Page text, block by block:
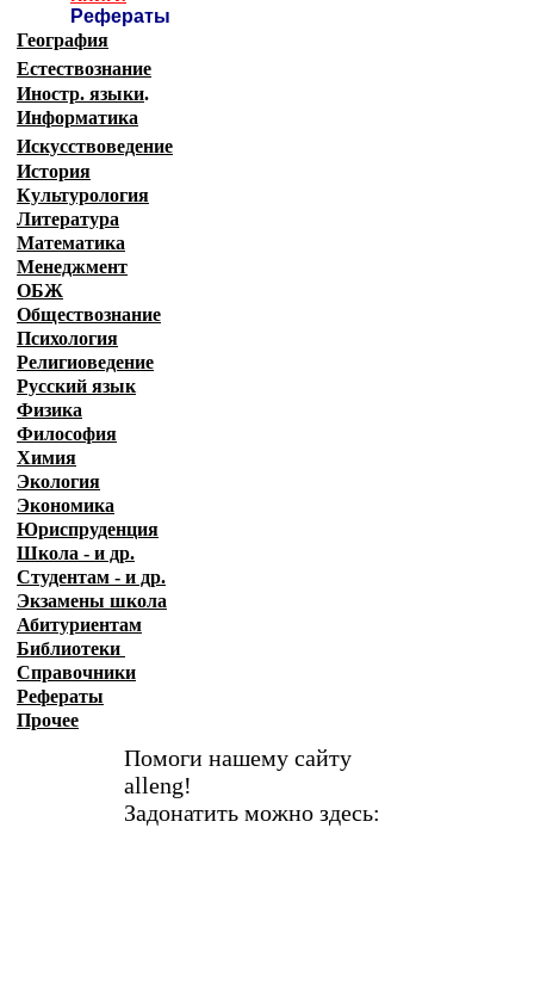
Рефераты
География
Естествознание
Иностр. языки.
Информатика
Искусствоведение
История
Культурология
Литература
Математика
Менеджмент
ОБЖ
Обществознание
Психология
Религиоведение
Русский язык
Физика
Философия
Химия
Экология
Экономика
Юриспруденция
Школа - и др.
Студентам - и др.
Экзамены школа
Абитуриентам
Библиотеки
Справочники
Рефераты
Прочее
Помоги нашему сайту
alleng!
Задонатить можно здесь: